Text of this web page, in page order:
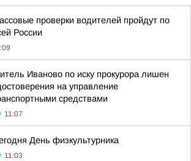
проверки водителей пройдут по
России
Иваново по иску прокурора лишен
на управление
средствами
11:07
День физкультурника
11:03